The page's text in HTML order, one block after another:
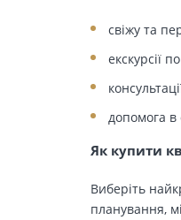
свіжу та
екскурсії
допомога в
Як купити
Виберіть
планування,